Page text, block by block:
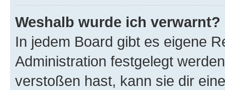
Weshalb wurde ich verwarnt?
In jedem Board gibt es eigene
Administration festgelegt
verstoßen hast, kann sie dir